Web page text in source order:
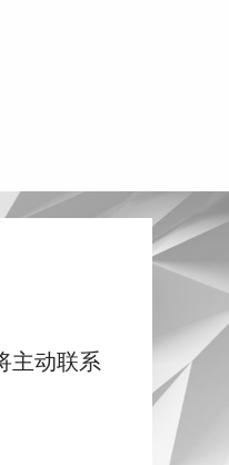
主动联系